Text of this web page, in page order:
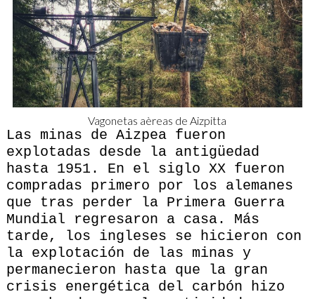
Vagonetas aèreas de Aizpitta
Las minas de Aizpea fueron
explotadas desde la antigüedad
hasta 1951. En el siglo XX fueron
compradas primero por los alemanes
que tras perder la Primera Guerra
Mundial regresaron a casa. Más
tarde, los ingleses se hicieron con
la explotación de las minas y
permanecieron hasta que la gran
crisis energética del carbón hizo